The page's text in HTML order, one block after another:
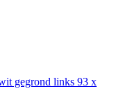
gegrond links 93 x